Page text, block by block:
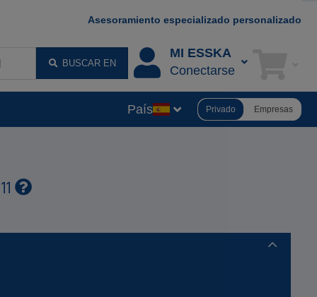
Asesoramiento especializado personalizado
BUSCAR EN
MI ESSKA
Conectarse
País Privado Empresas